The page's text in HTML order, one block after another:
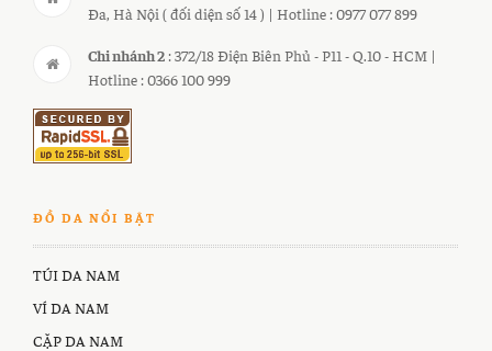
Đa, Hà Nội ( đối diện số 14 ) | Hotline : 0977 077 899
Chi nhánh 2 : 372/18 Điện Biên Phủ - P11 - Q.10 - HCM |
Hotline : 0366 100 999
ĐỒ DA NỔI BẬT
TÚI DA NAM
VÍ DA NAM
CẶP DA NAM